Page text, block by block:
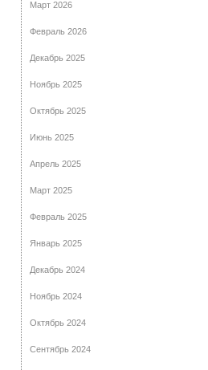
Март 2026
Февраль 2026
Декабрь 2025
Ноябрь 2025
Октябрь 2025
Июнь 2025
Апрель 2025
Март 2025
Февраль 2025
Январь 2025
Декабрь 2024
Ноябрь 2024
Октябрь 2024
Сентябрь 2024